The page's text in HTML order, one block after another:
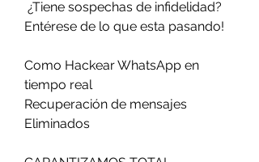
Como Hackear WhatsApp en
tiempo real
Recuperación de mensajes
Eliminados